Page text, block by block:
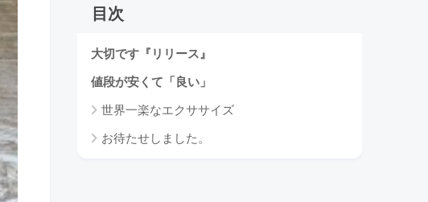
目次
大切です『リリース』
値段が安くて「良い」
世界一楽なエクササイズ
お待たせしました。